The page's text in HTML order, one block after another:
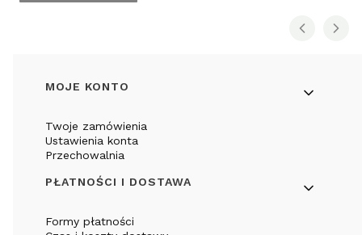
Linki w stopce
MOJE KONTO
Twoje zamówienia
Ustawienia konta
Przechowalnia
PŁATNOŚCI I DOSTAWA
Formy płatności